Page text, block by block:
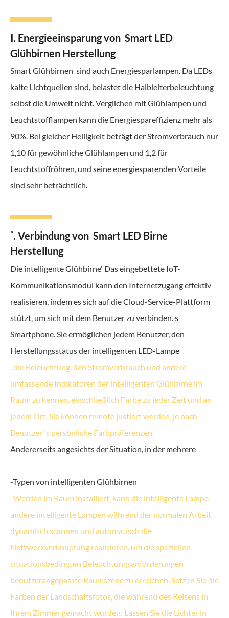
Ⅰ. Energieeinsparung von Smart LED
Glühbirnen Herstellung
Smart Glühbirnen sind auch Energiesparlampen. Da LEDs
kalte Lichtquellen sind, belastet die Halbleiterbeleuchtung
selbst die Umwelt nicht. Verglichen mit Glühlampen und
Leuchtstofflampen kann die Energiespareffizienz mehr als
90%. Bei gleicher Helligkeit beträgt der Stromverbrauch nur
1,10 für gewöhnliche Glühlampen und 1,2 für
Leuchtstoffröhren, und seine energiesparenden Vorteile
sind sehr beträchtlich.
˚. Verbindung von Smart LED Birne
Herstellung
Die intelligente Glühbirne' Das eingebettete IoT-
Kommunikationsmodul kann den Internetzugang effektiv
realisieren, indem es sich auf die Cloud-Service-Plattform
stützt, um sich mit dem Benutzer zu verbinden. s
Smartphone. Sie ermöglichen jedem Benutzer, den
Herstellungsstatus der intelligenten LED-Lampe
, die Beleuchtung, den Stromverbrauch und andere
umfassende Indikatoren der intelligenten Glühbirne im
Raum zu kennen, einschließlich Farbe zu jeder Zeit und an
jedem Ort. Sie können remote justiert werden, je nach
Benutzer' s persönliche Farbpräferenzen.
Andererseits angesichts der Situation, in der mehrere
-Typen von intelligenten Glühbirnen
Werden im Raum installiert, kann die intelligente Lampe
andere intelligente Lampen während der normalen Arbeit
dynamisch scannen und automatisch die
Netzwerkverknüpfung realisieren, um die speziellen
situationsbedingten Beleuchtungsanforderungen
benutzerangepasste Raumszene zu erreichen. Setzen Sie die
Farben der Landschaftsfotos, die während des Reisens in
Ihrem Zimmer gemacht wurden: Lassen Sie die Lichter in